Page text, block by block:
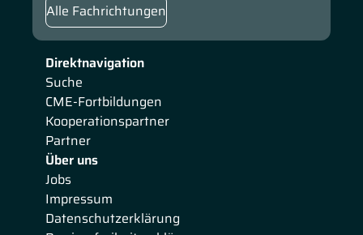
Direktnavigation
Suche
CME-Fortbildungen
Kooperationspartner
Partner
Über uns
Jobs
Impressum
Datenschutzerklärung
Alle Fachrichtungen